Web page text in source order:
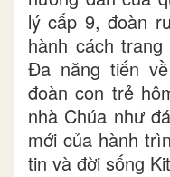
lý cấp 9, đoàn
hành cách
Đa năng tiến
đoàn con trẻ
nhà Chúa như
mới của hành
tin và đời sống